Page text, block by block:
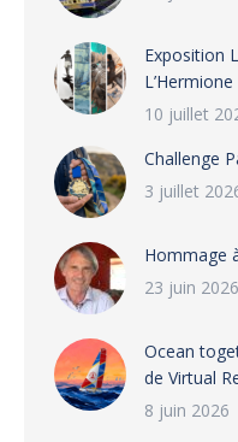
Exposition
L’Hermione
10 juillet
Challenge
3 juillet
Hommage
23 juin 2026
Ocean
de Virtual
8 juin 2026